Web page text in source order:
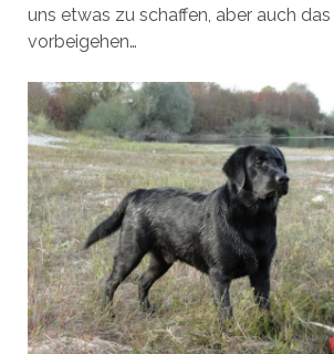
uns etwas zu schaffen, aber auch
vorbeigehen…